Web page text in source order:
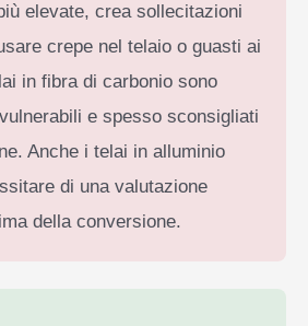
elevate, crea sollecitazioni
crepe nel telaio o guasti ai
in fibra di carbonio sono
e spesso sconsigliati
Anche i telai in alluminio
di una valutazione
della conversione.